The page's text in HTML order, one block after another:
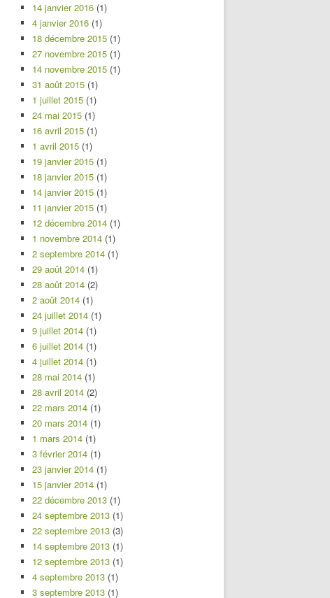
14 janvier 2016 (1)
4 janvier 2016 (1)
18 décembre 2015 (1)
27 novembre 2015 (1)
14 novembre 2015 (1)
31 août 2015 (1)
1 juillet 2015 (1)
24 mai 2015 (1)
16 avril 2015 (1)
1 avril 2015 (1)
19 janvier 2015 (1)
18 janvier 2015 (1)
14 janvier 2015 (1)
11 janvier 2015 (1)
12 décembre 2014 (1)
1 novembre 2014 (1)
2 septembre 2014 (1)
29 août 2014 (1)
28 août 2014 (2)
2 août 2014 (1)
24 juillet 2014 (1)
9 juillet 2014 (1)
6 juillet 2014 (1)
4 juillet 2014 (1)
28 mai 2014 (1)
28 avril 2014 (2)
22 mars 2014 (1)
20 mars 2014 (1)
1 mars 2014 (1)
3 février 2014 (1)
23 janvier 2014 (1)
15 janvier 2014 (1)
22 décembre 2013 (1)
24 septembre 2013 (1)
22 septembre 2013 (3)
14 septembre 2013 (1)
12 septembre 2013 (1)
4 septembre 2013 (1)
3 septembre 2013 (1)